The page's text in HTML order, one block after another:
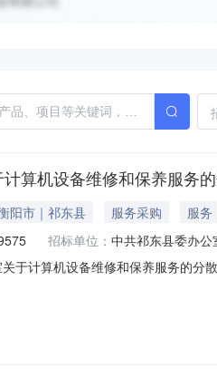
算机设备维修和保养服务
阳市｜祁东县 服务采购 服务
招标单位： 中共祁东县委办公
于计算机设备维修和保养服务的分
止时间：-二、采购单位信息采购